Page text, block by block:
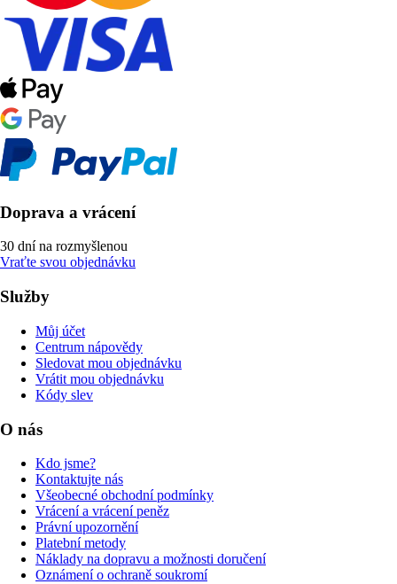
Doprava a vrácení
30 dní na rozmyšlenou
Vraťte svou objednávku
Služby
Můj účet
Centrum nápovědy
Sledovat mou objednávku
Vrátit mou objednávku
Kódy slev
O nás
Kdo jsme?
Kontaktujte nás
Všeobecné obchodní podmínky
Vrácení a vrácení peněz
Právní upozornění
Platební metody
Náklady na dopravu a možnosti doručení
Oznámení o ochraně soukromí